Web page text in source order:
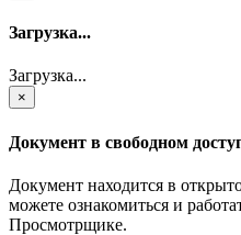
Загрузка...
Загрузка...
×
Документ в свободном
Документ находится в
можете ознакомиться и
Просмотрщике.